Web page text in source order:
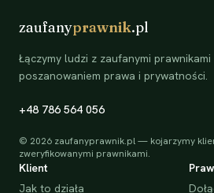
zaufanyprawnik.pl
Łączymy ludzi z zaufanymi
poszanowaniem prawa i prywatności.
+48 786 564 056
© 2026 zaufanyprawnik.pl — kojarzymy
zweryfikowanymi prawnikami.
Klient
Jak to działa